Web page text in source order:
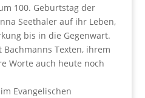
100. Geburtstag der
Seethaler auf ihr Leben,
bis in die Gegenwart.
Texten, ihrem
Worte auch heute noch
Evangelischen